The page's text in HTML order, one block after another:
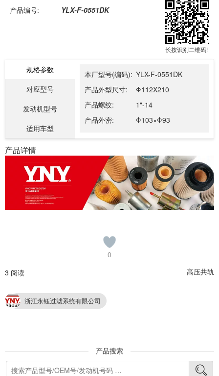
产品编号: YLX-F-0551DK
长按识别二维码!
规格参数
对应型号
发动机型号
适用车型
本厂型号(编码): YLX-F-0551DK
产品外型尺寸:
Φ112X210
产品螺纹:
1"-14
产品外密:
Φ103×Φ93
产品详情
0
3 阅读
高压共轨
浙江永钰过滤系统有限公司
产品搜索